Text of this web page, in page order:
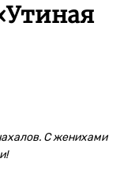
С женихами